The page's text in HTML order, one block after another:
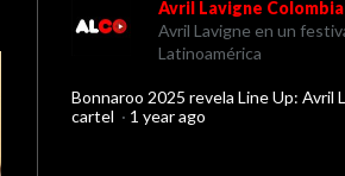
Avril Lavigne Colombia
Avril Lavigne en un
Latinoamérica
Bonnaroo 2025 revela Line Up: Avril
cartel · 1 year ago